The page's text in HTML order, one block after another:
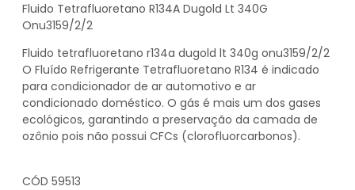
Fluido Tetrafluoretano R134A Dugold Lt 340G
Onu3159/2/2
Fluido tetrafluoretano r134a dugold lt 340g onu3159/2/2
O Fluído Refrigerante Tetrafluoretano R134 é indicado
para condicionador de ar automotivo e ar
condicionado doméstico. O gás é mais um dos gases
ecológicos, garantindo a preservação da camada de
ozônio pois não possui CFCs (clorofluorcarbonos).
CÓD 59513